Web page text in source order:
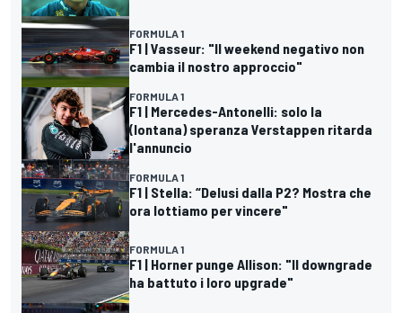
FORMULA 1
F1 | Vasseur: "Il weekend negativo non
cambia il nostro approccio"
FORMULA 1
F1 | Mercedes-Antonelli: solo la
(lontana) speranza Verstappen ritarda
l'annuncio
FORMULA 1
F1 | Stella: “Delusi dalla P2? Mostra che
ora lottiamo per vincere"
FORMULA 1
F1 | Horner punge Allison: "Il downgrade
ha battuto i loro upgrade"